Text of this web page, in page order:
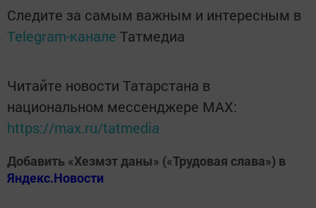
Следите за самым важным и интересным в
Telegram-канале Татмедиа
Читайте новости Татарстана в
национальном мессенджере MАХ:
https://max.ru/tatmedia
Добавить «Хезмэт даны» («Трудовая слава») в
Яндекс.Новости